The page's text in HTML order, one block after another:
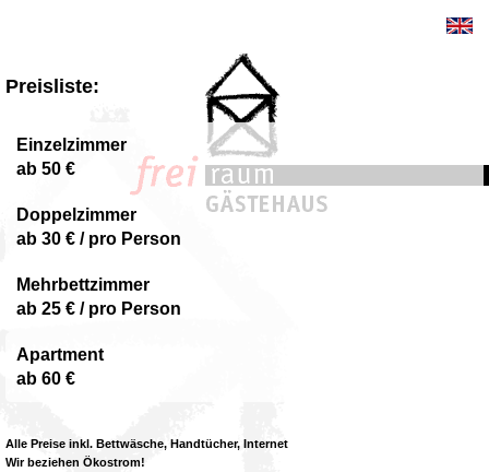
Preisliste:
Einzelzimmer
ab 50 €
Doppelzimmer
ab 30 € / pro Person
Mehrbettzimmer
ab 25 € / pro Person
Apartment
ab 60 €
Alle Preise inkl. Bettwäsche, Handtücher, Internet
Wir beziehen Ökostrom!